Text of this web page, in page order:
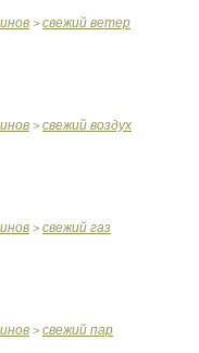
> свежий ветер
> свежий воздух
> свежий газ
> свежий пар